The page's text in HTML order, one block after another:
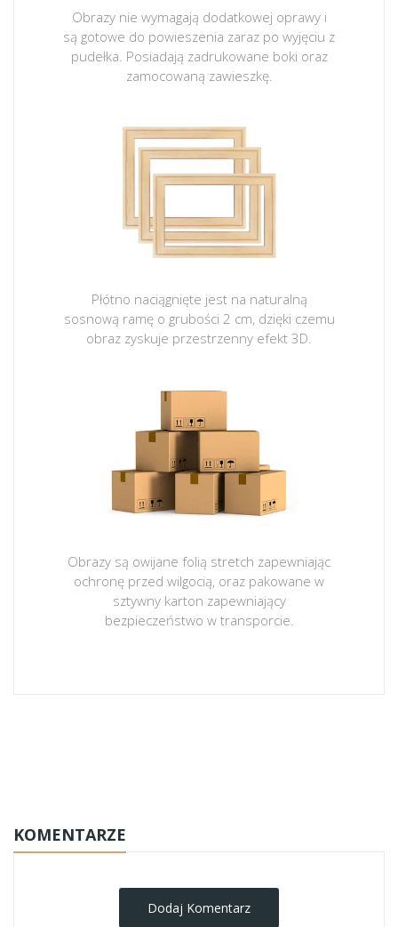
Obrazy nie wymagają dodatkowej oprawy i
są gotowe do powieszenia zaraz po wyjęciu z
pudełka. Posiadają zadrukowane boki oraz
zamocowaną zawieszkę.
Płótno naciągnięte jest na naturalną
sosnową ramę o grubości 2 cm, dzięki czemu
obraz zyskuje przestrzenny efekt 3D.
Obrazy są owijane folią stretch zapewniając
ochronę przed wilgocią, oraz pakowane w
sztywny karton zapewniający
bezpieczeństwo w transporcie.
KOMENTARZE
Dodaj Komentarz